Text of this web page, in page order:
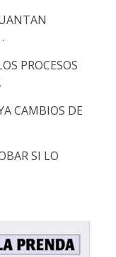
PROCESOS
CAMBIOS DE
SI LO